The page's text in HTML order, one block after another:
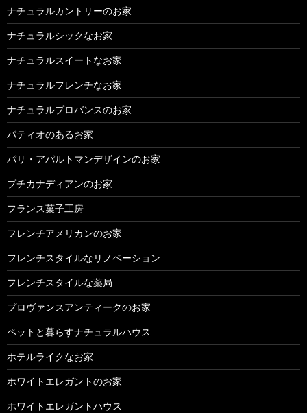
ナチュラルカントリーのお家
ナチュラルシックなお家
ナチュラルスイートなお家
ナチュラルフレンチなお家
ナチュラルプロバンスのお家
パティオのあるお家
パリ・アパルトマンデザインのお家
プチカナディアンのお家
フランス菓子工房
フレンチアメリカンのお家
フレンチスタイルなリノベーション
フレンチスタイルな薬局
プロヴァンスアンティークのお家
ペットと暮らすナチュラルハウス
ホテルライクなお家
ホワイトエレガントのお家
ホワイトエレガントハウス